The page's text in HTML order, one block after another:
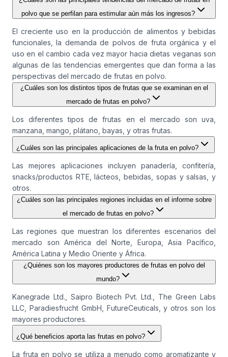
polvo que se perfilan para estimular aún más los ingresos?
El creciente uso en la producción de alimentos y bebidas
funcionales, la demanda de polvos de fruta orgánica y el
uso en el cambio cada vez mayor hacia dietas veganas son
algunas de las tendencias emergentes que dan forma a las
perspectivas del mercado de frutas en polvo.
¿Cuáles son los distintos tipos de frutas que se examinan en el
mercado de frutas en polvo?
Los diferentes tipos de frutas en el mercado son uva,
manzana, mango, plátano, bayas, y otras frutas.
¿Cuáles son las principales aplicaciones de la fruta en polvo?
Las mejores aplicaciones incluyen panadería, confitería,
snacks/productos RTE, lácteos, bebidas, sopas y salsas, y
otros.
¿Cuáles son las principales regiones incluidas en el informe sobre
el mercado de frutas en polvo?
Las regiones que muestran los diferentes escenarios del
mercado son América del Norte, Europa, Asia Pacífico,
América Latina y Medio Oriente y África.
¿Quiénes son los mayores productores de frutas en polvo del
mundo?
Kanegrade Ltd., Saipro Biotech Pvt. Ltd., The Green Labs
LLC, Paradiesfrucht GmbH, FutureCeuticals, y otros son los
mayores productores.
¿Qué beneficios aporta las frutas en polvo?
La fruta en polvo se utiliza a menudo como aromatizante y